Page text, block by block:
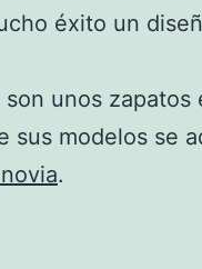
éxito un
son unos
sus modelos se
.